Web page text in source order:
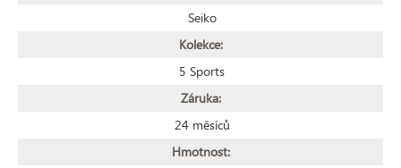
Seiko
Kolekce:
5 Sports
Záruka:
24 měsíců
Hmotnost: